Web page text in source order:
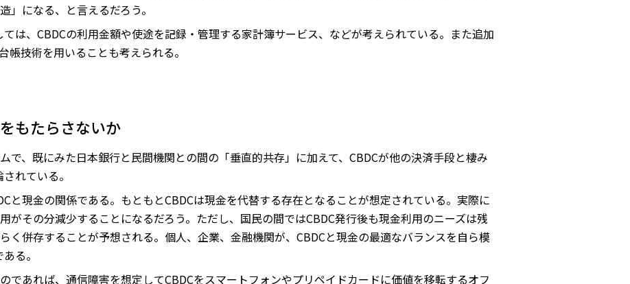
」になる、と言えるだろう。
は、CBDCの利用金額や使途を記録・管理する家計簿サービス、などが考えられている。また追加
帳技術を用いることも考えられる。
もたらさないか
で、既にみた日本銀行と民間機関との間の「垂直的共存」に加えて、CBDCが他の決済手段と棲み
れている。
と現金の関係である。もともとCBDCは現金を代替する存在となることが想定されている。実際に
がその分減少することになるだろう。ただし、国民の間ではCBDC発行後も現金利用のニーズは残
く併存することが予想される。個人、企業、金融機関が、CBDCと現金の最適なバランスを自ら模
る。
であれば、通信障害を想定してCBDCをスマートフォンやプリペイドカードに価値を移転するオフ